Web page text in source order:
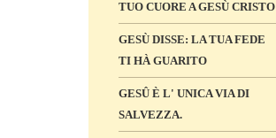
TUO CUORE A GESÙ CRISTO
GESÙ DISSE: LA TUA FEDE
TI HÀ GUARITO
GESÛ È L' UNICA VIA DI
SALVEZZA.